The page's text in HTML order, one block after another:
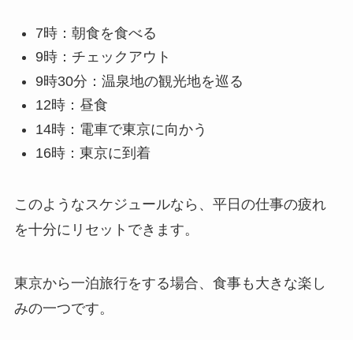
7時：朝食を食べる
9時：チェックアウト
9時30分：温泉地の観光地を巡る
12時：昼食
14時：電車で東京に向かう
16時：東京に到着
このようなスケジュールなら、平日の仕事の疲れ
を十分にリセットできます。
東京から一泊旅行をする場合、食事も大きな楽し
みの一つです。